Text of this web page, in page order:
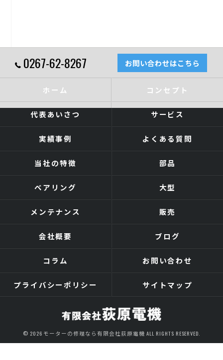
0267-62-8267 お問い合わせはこちら
ホーム コンセプト
代表あいさつ サービス
実績事例 よくある質問
当社の特徴 部品
ベアリング 大型
メンテナンス 販売
会社概要 ブログ
コラム お問い合わせ
プライバシーポリシー サイトマップ
© 2026 モーターの修理なら有限会社荻原電機 ALL RIGHTS RESERVED.